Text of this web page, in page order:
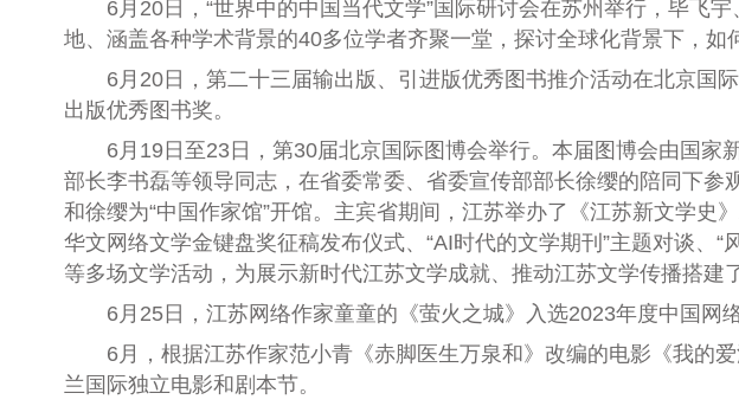
6月20日，“世界中的中国当代文学”国际研讨会在苏州举行，毕飞
地、涵盖各种学术背景的40多位学者齐聚一堂，探讨全球化背景下，如
6月20日，第二十三届输出版、引进版优秀图书推介活动在北京国
出版优秀图书奖。
6月19日至23日 ，第30届北京国际图博会举行。本届图博会由国家
部长李书磊等领导同志，在省委常委、省委宣传部部长徐缨的陪同下
和徐缨为“中国作家馆”开馆。主宾省期间，江苏举办了 《江苏新文学史》
华文网络文学金键盘奖征稿发布仪式、“AI时代的文学期刊”主题对谈
等多场文学活动，为展示新时代江苏文学成就、推动江苏文学传播搭建
6月25日，江苏网络作家童童的《萤火之城》入选2023年度中国网
6月， 根据江苏作家范小青《赤脚医生万泉和》改编的电影《我的
兰国际独立电影和剧本节。